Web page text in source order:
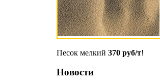
Песок мелкий 370 руб/т!
Новости